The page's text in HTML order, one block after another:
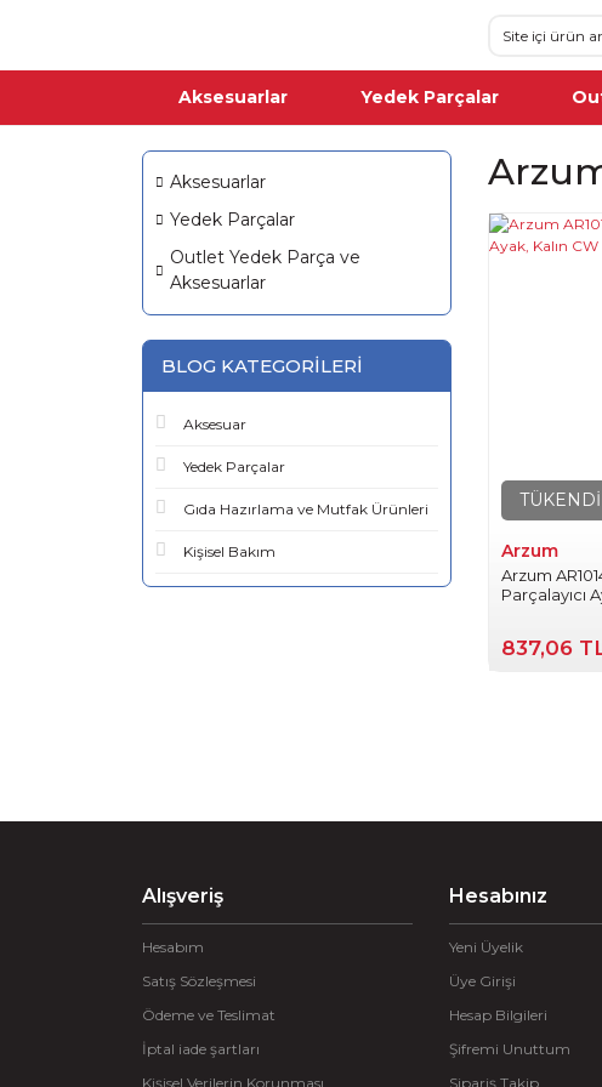
Aksesuarlar Yedek Parçalar
Aksesuarlar
Yedek Parçalar
Outlet Yedek Parça ve
Aksesuarlar
BLOG KATEGORILERI
Aksesuar
Yedek Parçalar
Gıda Hazırlama ve Mutfak Ürünleri
Kişisel Bakım
TÜKENDİ
Arzum
Arzum
Parçalayıcı
837,06
Alışveriş
Hesabım
Satış Sözleşmesi
Ödeme ve Teslimat
İptal iade şartları
Kişisel Verilerin Korunması
Hesabınız
Yeni Üyelik
Üye Girişi
Hesap Bilgileri
Şifremi Unuttum
Sipariş Takip